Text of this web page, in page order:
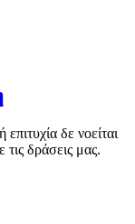
δε νοείται
τις δράσεις μας.